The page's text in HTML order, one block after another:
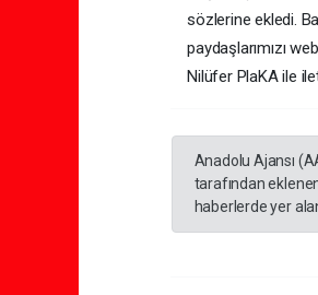
sözlerine ekledi.
paydaşlarımızı
Nilüfer PlaKA ile
Anadolu Ajansı
tarafından
haberlerde yer